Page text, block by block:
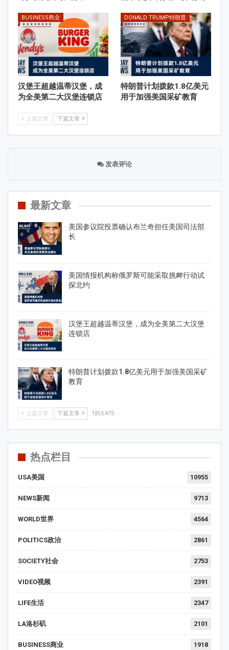
BUSINESS商业
汉堡王超越温蒂汉堡，成
为全美第二大汉堡连锁店
DONALD TRUMP特朗普
特朗普计划拨款1.8亿美元
用于加强美国采矿教育
上篇文章 下篇文章
发表评论
最新文章
美国参议院投票确认布兰奇担任美国司法部
长
美国情报机构称俄罗斯可能采取挑衅行动试
探北约
汉堡王超越温蒂汉堡，成为全美第二大汉堡
连锁店
特朗普计划拨款1.8亿美元用于加强美国采矿
教育
上篇文章 下篇文章 1的3,475
热点栏目
USA美国 10955
NEWS新闻 9713
WORLD世界 4564
POLITICS政治 2861
SOCIETY社会 2753
VIDEO视频 2391
LIFE生活 2347
LA洛杉矶 2101
BUSINESS商业 1918